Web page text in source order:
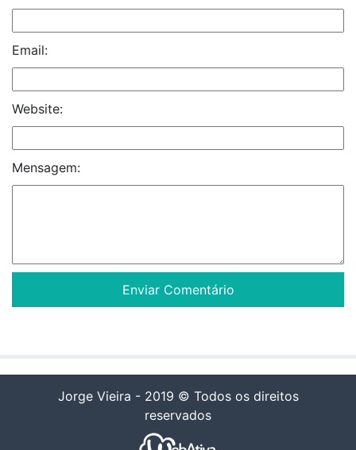
Email:
Website:
Mensagem:
Jorge Vieira - 2019 © Todos os direitos
reservados